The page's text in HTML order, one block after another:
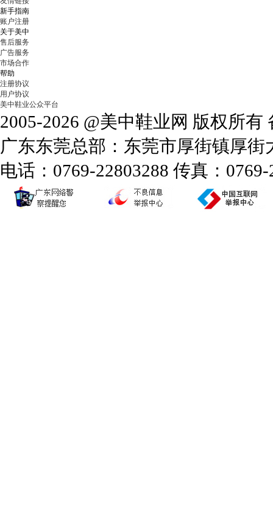
新手指南
账户注册
关于美中
售后服务
广告服务
市场合作
帮助
注册协议
用户协议
美中鞋业公众平台
2005-2026 @美中鞋业网 版权所有
广东东莞总部：东莞市厚街镇厚
电话：0769-22803288 传真：0769-